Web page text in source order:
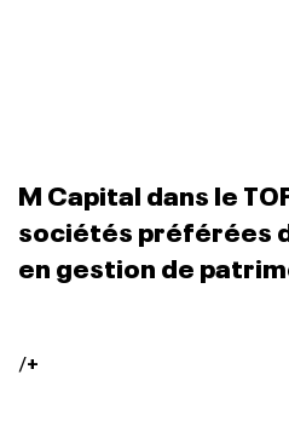
M Capital dans le
sociétés préférées
en gestion de
/+